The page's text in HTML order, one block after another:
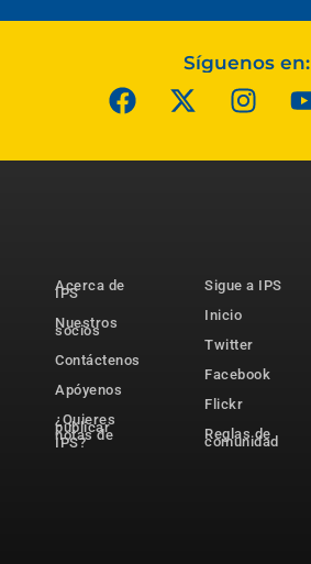
Síguenos en:
Acerca de
IPS
Nuestros
socios
Contáctenos
Apóyenos
¿Quieres
publicar
notas de
IPS?
Sigue a IPS
Inicio
Twitter
Facebook
Flickr
Reglas de
comunidad